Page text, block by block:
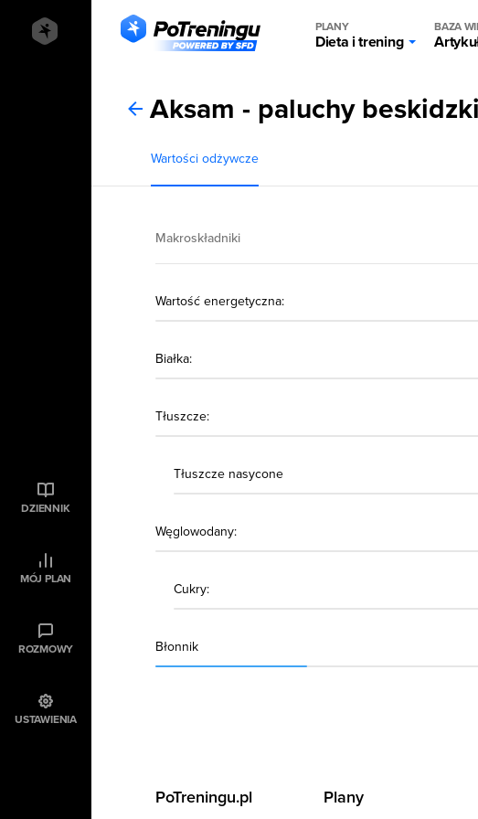
PLANY
Dieta i trening
BAZA
DZIENNIK
MÓJ PLAN
ROZMOWY
USTAWIENIA
Aksam - paluchy
Wartości odżywcze
Makroskładniki
Wartość energetyczna:
Białka:
Tłuszcze:
Tłuszcze nasycone
Węglowodany:
Cukry:
Błonnik
PoTreningu.pl Plany